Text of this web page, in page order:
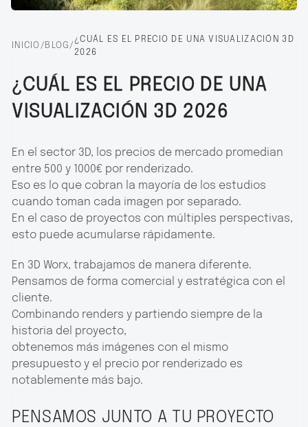
INICIO / BLOG /
¿CUÁL ES EL PRECIO DE UNA VISUALIZACIÓN 3D
2026
¿CUÁL ES EL PRECIO DE UNA
VISUALIZACIÓN 3D 2026
En el sector 3D, los precios de mercado promedian
entre 500 y 1000€ por renderizado.
Eso es lo que cobran la mayoría de los estudios
cuando toman cada imagen por separado.
En el caso de proyectos con múltiples perspectivas,
esto puede acumularse rápidamente.
En 3D Worx, trabajamos de manera diferente.
Pensamos de forma comercial y estratégica con el
cliente.
Combinando renders y partiendo siempre de la
historia del proyecto,
obtenemos más imágenes con el mismo
presupuesto y el precio por renderizado es
notablemente más bajo.
PENSAMOS JUNTO A TU PROYECTO